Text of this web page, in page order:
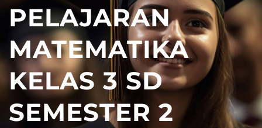
PELAJARAN
MATEMATIKA
KELAS 3 SD
SEMESTER 2